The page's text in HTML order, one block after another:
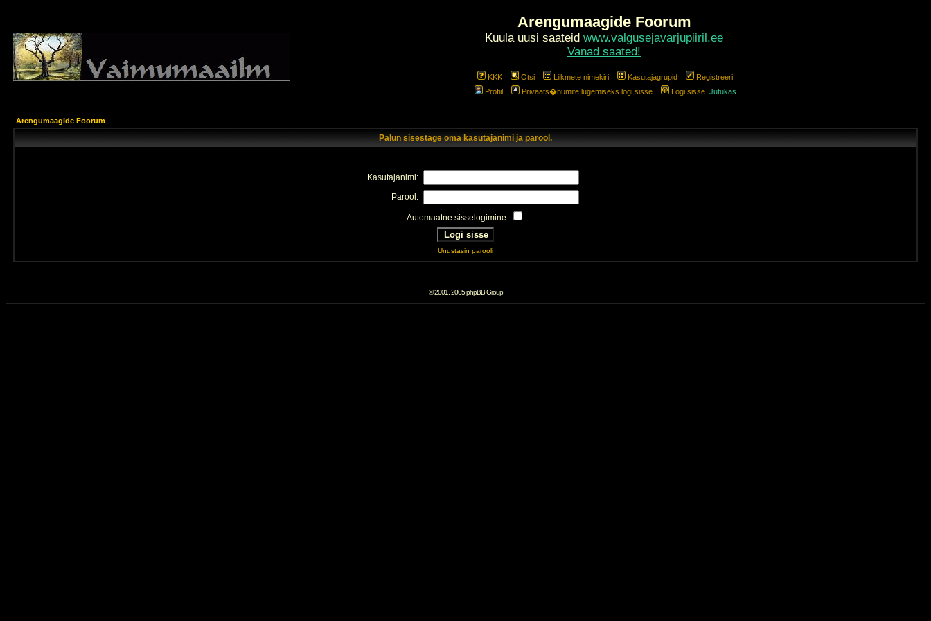
Arengumaagide Foorum
Kuula uusi saateid www.valgusejavarjupiiril.ee
Vanad saated!
KKK Otsi Liikmete nimekiri Kasutajagrupid
Registreeri
Profiil
Privaats�numite lugemiseks logi sisse Logi sisse Jutukas
Arengumaagide Foorum
Palun sisestage oma kasutajanimi ja parool.
Kasutajanimi:
Parool:
Automaatne sisselogimine:
Unustasin parooli
© 2001, 2005 phpBB Group